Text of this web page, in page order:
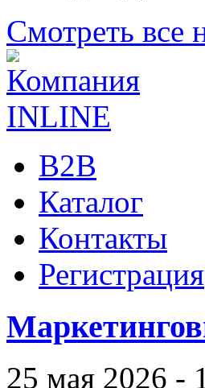
Смотреть все
B2B
Каталог
Контакты
Регистрация
25 мая 2026 -